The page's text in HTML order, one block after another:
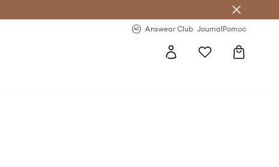
Answear Club JournalPomoc